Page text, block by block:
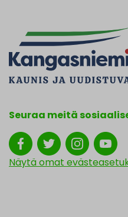
Seuraa meitä
Näytä omat